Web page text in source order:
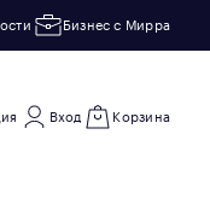
Бизнес с Мирра
Вход Корзина